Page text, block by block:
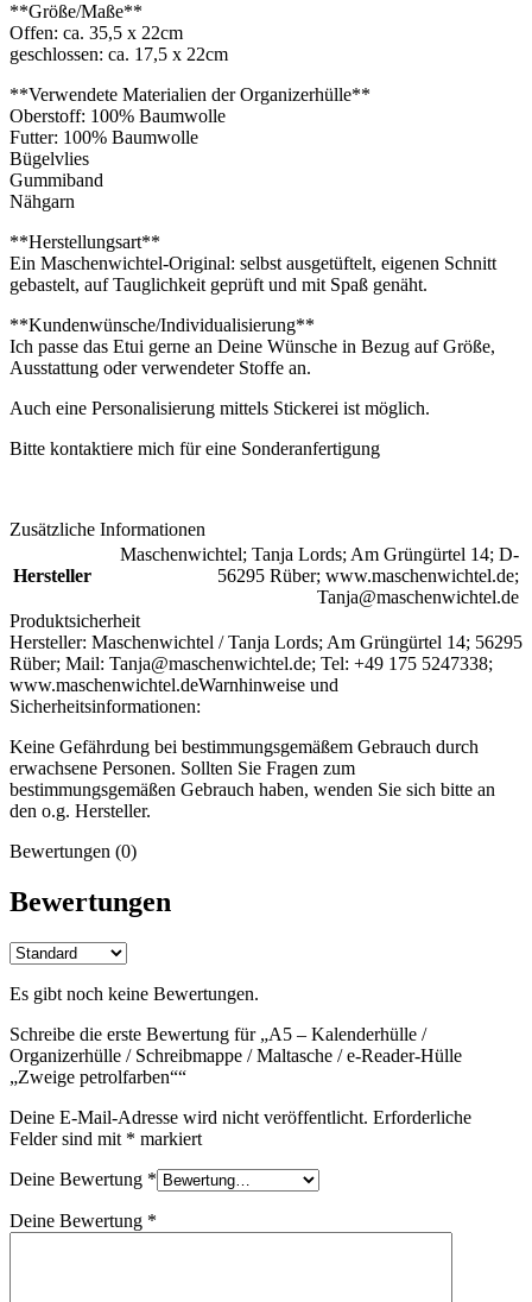
**Größe/Maße**
Offen: ca. 35,5 x 22cm
geschlossen: ca. 17,5 x 22cm
**Verwendete Materialien der Organizerhülle**
Oberstoff: 100% Baumwolle
Futter: 100% Baumwolle
Bügelvlies
Gummiband
Nähgarn
**Herstellungsart**
Ein Maschenwichtel-Original: selbst ausgetüftelt, eigenen Schnitt
gebastelt, auf Tauglichkeit geprüft und mit Spaß genäht.
**Kundenwünsche/Individualisierung**
Ich passe das Etui gerne an Deine Wünsche in Bezug auf Größe,
Ausstattung oder verwendeter Stoffe an.
Auch eine Personalisierung mittels Stickerei ist möglich.
Bitte kontaktiere mich für eine Sonderanfertigung
Zusätzliche Informationen
Hersteller
Maschenwichtel; Tanja Lords; Am Grüngürtel 14; D-
56295 Rüber; www.maschenwichtel.de;
Tanja@maschenwichtel.de
Produktsicherheit
Hersteller: Maschenwichtel / Tanja Lords; Am Grüngürtel 14; 56295
Rüber; Mail: Tanja@maschenwichtel.de; Tel: +49 175 5247338;
www.maschenwichtel.deWarnhinweise und
Sicherheitsinformationen:
Keine Gefährdung bei bestimmungsgemäßem Gebrauch durch
erwachsene Personen. Sollten Sie Fragen zum
bestimmungsgemäßen Gebrauch haben, wenden Sie sich bitte an
den o.g. Hersteller.
Bewertungen (0)
Bewertungen
Es gibt noch keine Bewertungen.
Schreibe die erste Bewertung für „A5 – Kalenderhülle /
Organizerhülle / Schreibmappe / Maltasche / e-Reader-Hülle
„Zweige petrolfarben““
Deine E-Mail-Adresse wird nicht veröffentlicht. Erforderliche
Felder sind mit * markiert
Deine Bewertung *
Deine Bewertung *